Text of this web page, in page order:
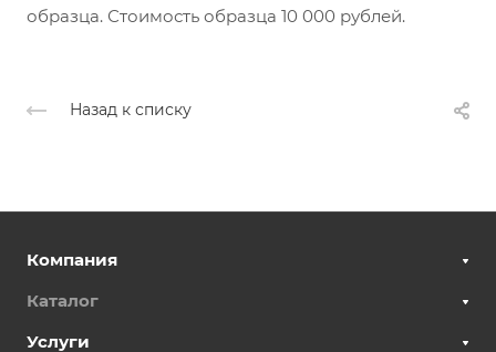
образца. Стоимость образца 10 000 рублей.
Назад к списку
Компания
Каталог
Услуги